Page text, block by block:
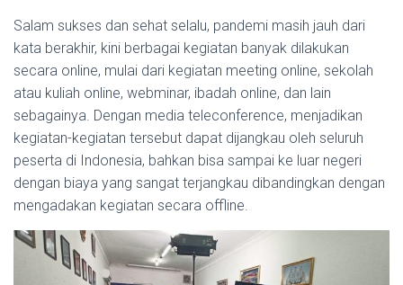
Salam sukses dan sehat selalu, pandemi masih jauh dari
kata berakhir, kini berbagai kegiatan banyak dilakukan
secara online, mulai dari kegiatan meeting online, sekolah
atau kuliah online, webminar, ibadah online, dan lain
sebagainya. Dengan media teleconference, menjadikan
kegiatan-kegiatan tersebut dapat dijangkau oleh seluruh
peserta di Indonesia, bahkan bisa sampai ke luar negeri
dengan biaya yang sangat terjangkau dibandingkan dengan
mengadakan kegiatan secara offline.